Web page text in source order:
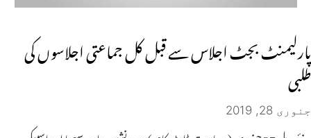
پارلیمنٹ بجٹ اجلاس سے قبل کل جماعتی اجلاسوں کی
طلبی
جنوری 28, 2019